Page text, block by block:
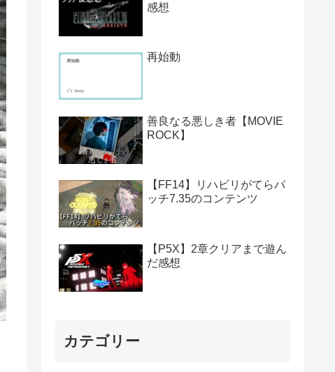
感想
再始動
善良なる悪しき者【MOVIE
ROCK】
【FF14】リハビリがてらパ
ッチ7.35のコンテンツ
【P5X】2章クリアまで遊ん
だ感想
カテゴリー